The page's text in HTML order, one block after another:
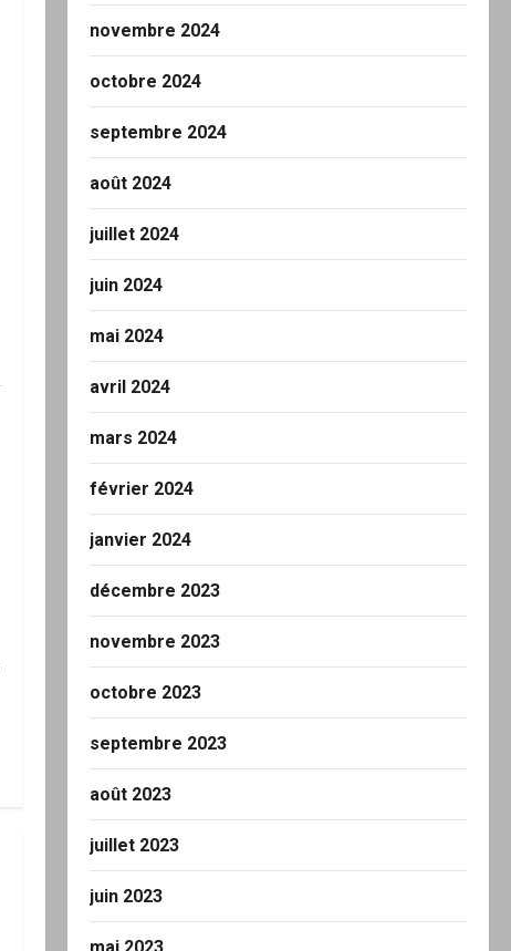
novembre 2024
octobre 2024
septembre 2024
août 2024
juillet 2024
juin 2024
mai 2024
avril 2024
mars 2024
février 2024
janvier 2024
décembre 2023
novembre 2023
octobre 2023
septembre 2023
août 2023
juillet 2023
juin 2023